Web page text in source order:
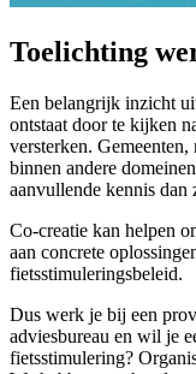
Toelichting
Een belangrijk inzicht
ontstaat door te kijken
versterken. Gemeenten,
binnen andere
aanvullende kennis dan
Co-creatie kan helpen
aan concrete
fietsstimuleringsbeleid.
Dus werk je bij een
adviesbureau en wil je
fietsstimulering?